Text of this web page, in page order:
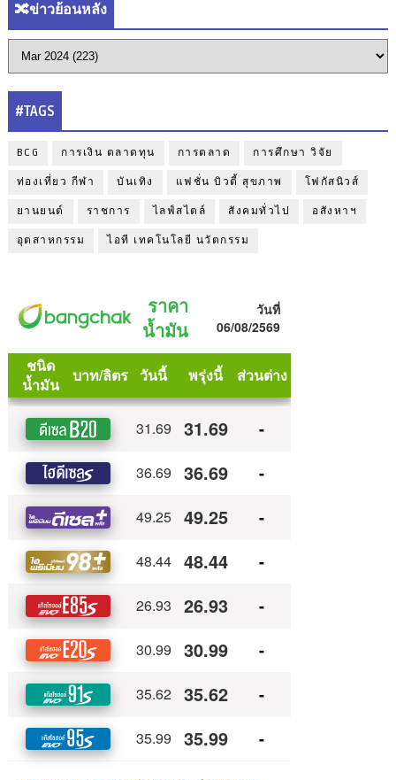
🔀ข่าวย้อนหลัง
#TAGS
BCG การเงิน ตลาดทุน การตลาด การศึกษา วิจัย
ท่องเที่ยว กีฬา บันเทิง แฟชั่น บิวตี้ สุขภาพ โฟกัสนิวส์
ยานยนต์ ราชการ ไลฟ์สไตล์ สังคมทั่วไป อสังหาฯ
อุตสาหกรรม ไอที เทคโนโลยี นวัตกรรม